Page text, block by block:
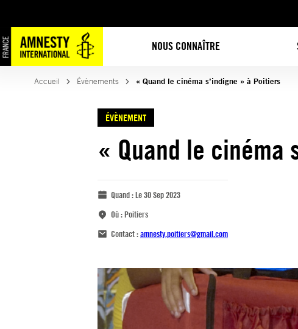
NOUS CONNAÎTRE
Accueil Évènements « Quand le cinéma s’indigne » à Poitiers
ÉVÈNEMENT
« Quand le cinéma
Quand :Le 30 Sep 2023
Où :Poitiers
Contact :amnesty.poitiers@gmail.com